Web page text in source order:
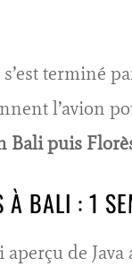
terminé
l’avion
Bali puis
À BALI : 1
de Java